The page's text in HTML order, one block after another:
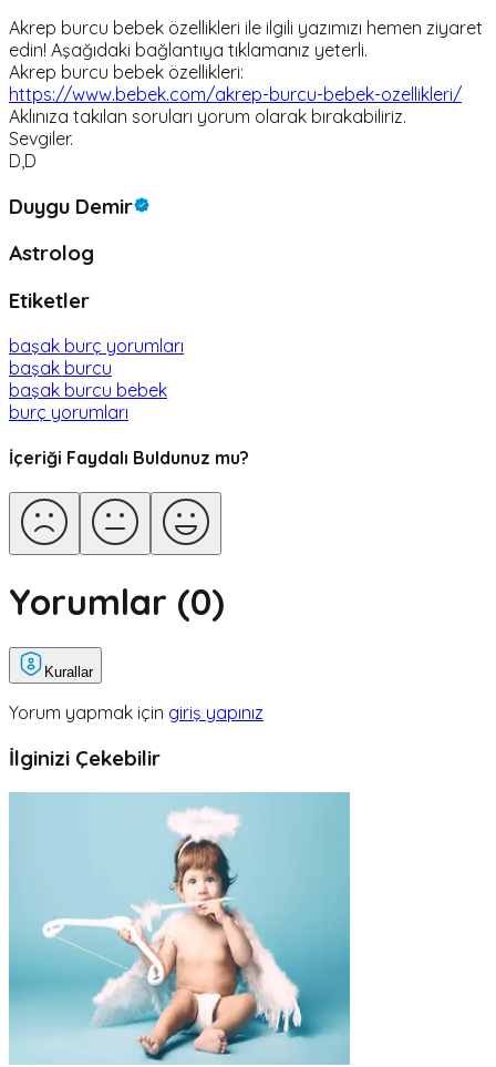
Akrep burcu bebek özellikleri ile ilgili yazımızı hemen ziyaret
edin! Aşağıdaki bağlantıya tıklamanız yeterli.
Akrep burcu bebek özellikleri:
https://www.bebek.com/akrep-burcu-bebek-ozellikleri/
Aklınıza takılan soruları yorum olarak bırakabiliriz.
Sevgiler.
D,D
Duygu Demir
Astrolog
Etiketler
başak burç yorumları
başak burcu
başak burcu bebek
burç yorumları
İçeriği Faydalı Buldunuz mu?
Yorumlar (0)
Kurallar
Yorum yapmak için giriş yapınız
İlginizi Çekebilir